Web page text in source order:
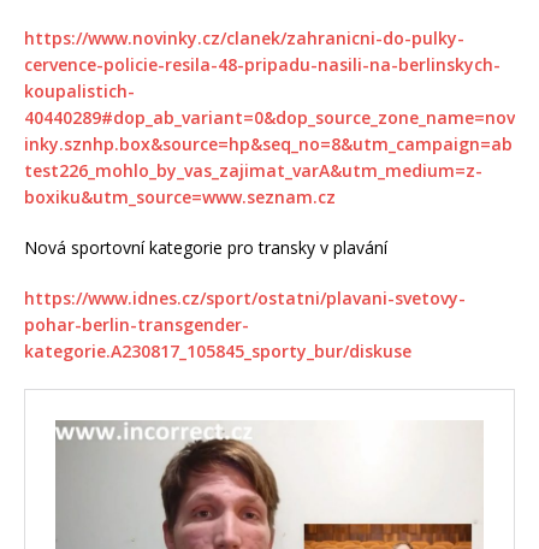
https://www.novinky.cz/clanek/zahranicni-do-pulky-
cervence-policie-resila-48-pripadu-nasili-na-berlinskych-
koupalistich-
40440289#dop_ab_variant=0&dop_source_zone_name=nov
inky.sznhp.box&source=hp&seq_no=8&utm_campaign=ab
test226_mohlo_by_vas_zajimat_varA&utm_medium=z-
boxiku&utm_source=www.seznam.cz
Nová sportovní kategorie pro transky v plavání
https://www.idnes.cz/sport/ostatni/plavani-svetovy-
pohar-berlin-transgender-
kategorie.A230817_105845_sporty_bur/diskuse